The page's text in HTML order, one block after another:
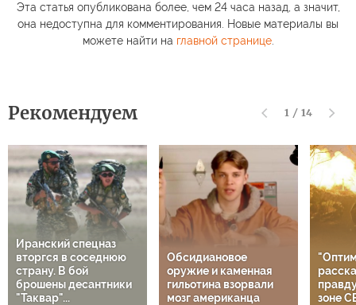
Эта статья опубликована более, чем 24 часа назад, а значит,
она недоступна для комментирования. Новые материалы вы
можете найти на главной странице.
Рекомендуем 1 / 14
Иранский спецназ
вторгся в соседнюю
страну. В бой
брошены десантники
"Таквар"...
Обсидиановое
оружие и каменная
гильотина взорвали
мозг американца
зоне